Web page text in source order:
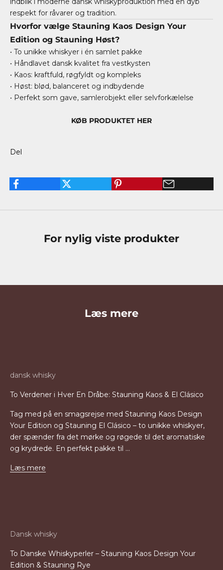
respekt for råvarer og tradition.
Hvorfor vælge Stauning Kaos Design Your
Edition og Stauning Høst?
• To unikke whiskyer i én samlet pakke
• Håndlavet dansk kvalitet fra vestkysten
• Kaos: kraftfuld, røgfyldt og kompleks
• Høst: blød, balanceret og indbydende
• Perfekt som gave, samlerobjekt eller selvforkælelse
KØB PRODUKTET HER
Del
For nylig viste produkter
Læs mere
dansk whisky
To Verdener i Hver En Dråbe: Stauning Kaos & El Clásico
Tag med på en smagsrejse med Stauning Kaos Design
Your Edition og Stauning El Clásico – to unikke whiskyer,
der spænder fra det mørke og røgede til det aromatiske
og krydrede. En perfekt pakke til ...
Læs mere
Dansk whisky
To Danske Whiskyperler – Stauning Kaos Design Your
Edition & Stauning Rye